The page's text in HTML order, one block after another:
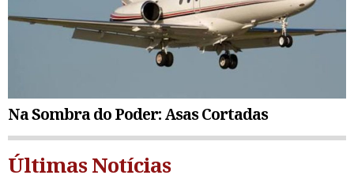
Na Sombra do Poder: Asas Cortadas
Últimas Notícias